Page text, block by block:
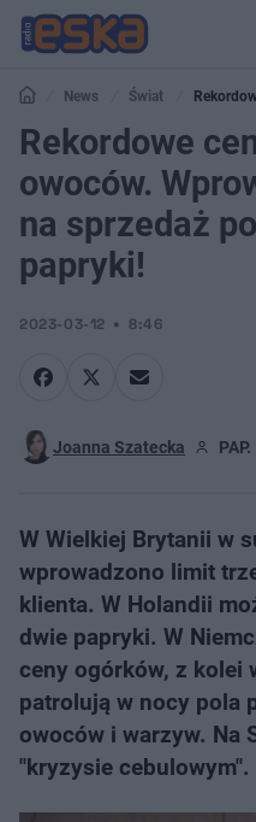
News Świat
limity na sprzedaż pomidorów i
Rekordowe
owoców.
na sprzedaż
papryki!
2023-03-12 8:46
Joanna Szatecka PAP.
W Wielkiej Brytanii w
wprowadzono limit
klienta. W Holandii
dwie papryki. W
ceny ogórków, z kolei
patrolują w nocy pola
owoców i warzyw. Na
"kryzysie cebulowym".